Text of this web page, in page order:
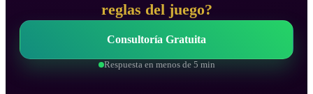
reglas del juego?
Consultoría Gratuita
Respuesta en menos de 5 min